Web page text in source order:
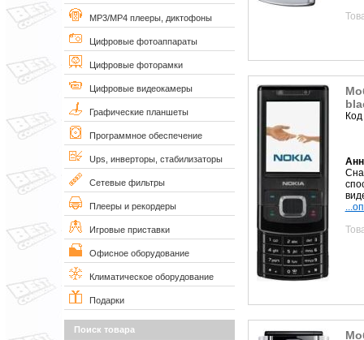
MP3/MP4 плееры, диктофоны
Цифровые фотоаппараты
Цифровые фоторамки
Цифровые видеокамеры
Графические планшеты
Программное обеспечение
Ups, инверторы, стабилизаторы
Сетевые фильтры
Плееры и рекордеры
Игровые приставки
Офисное оборудование
Климатическое оборудование
Подарки
Поиск товара